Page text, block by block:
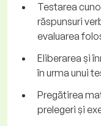
Testarea
răspunsuri
evaluarea
Eliberarea și
în urma unui
Pregătirea
prelegeri și